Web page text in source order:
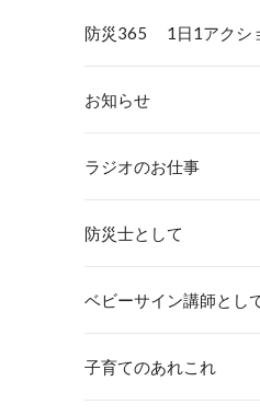
防災365 1日1アクシ
お知らせ
ラジオのお仕事
防災士として
ベビーサイン講師とし
子育てのあれこれ